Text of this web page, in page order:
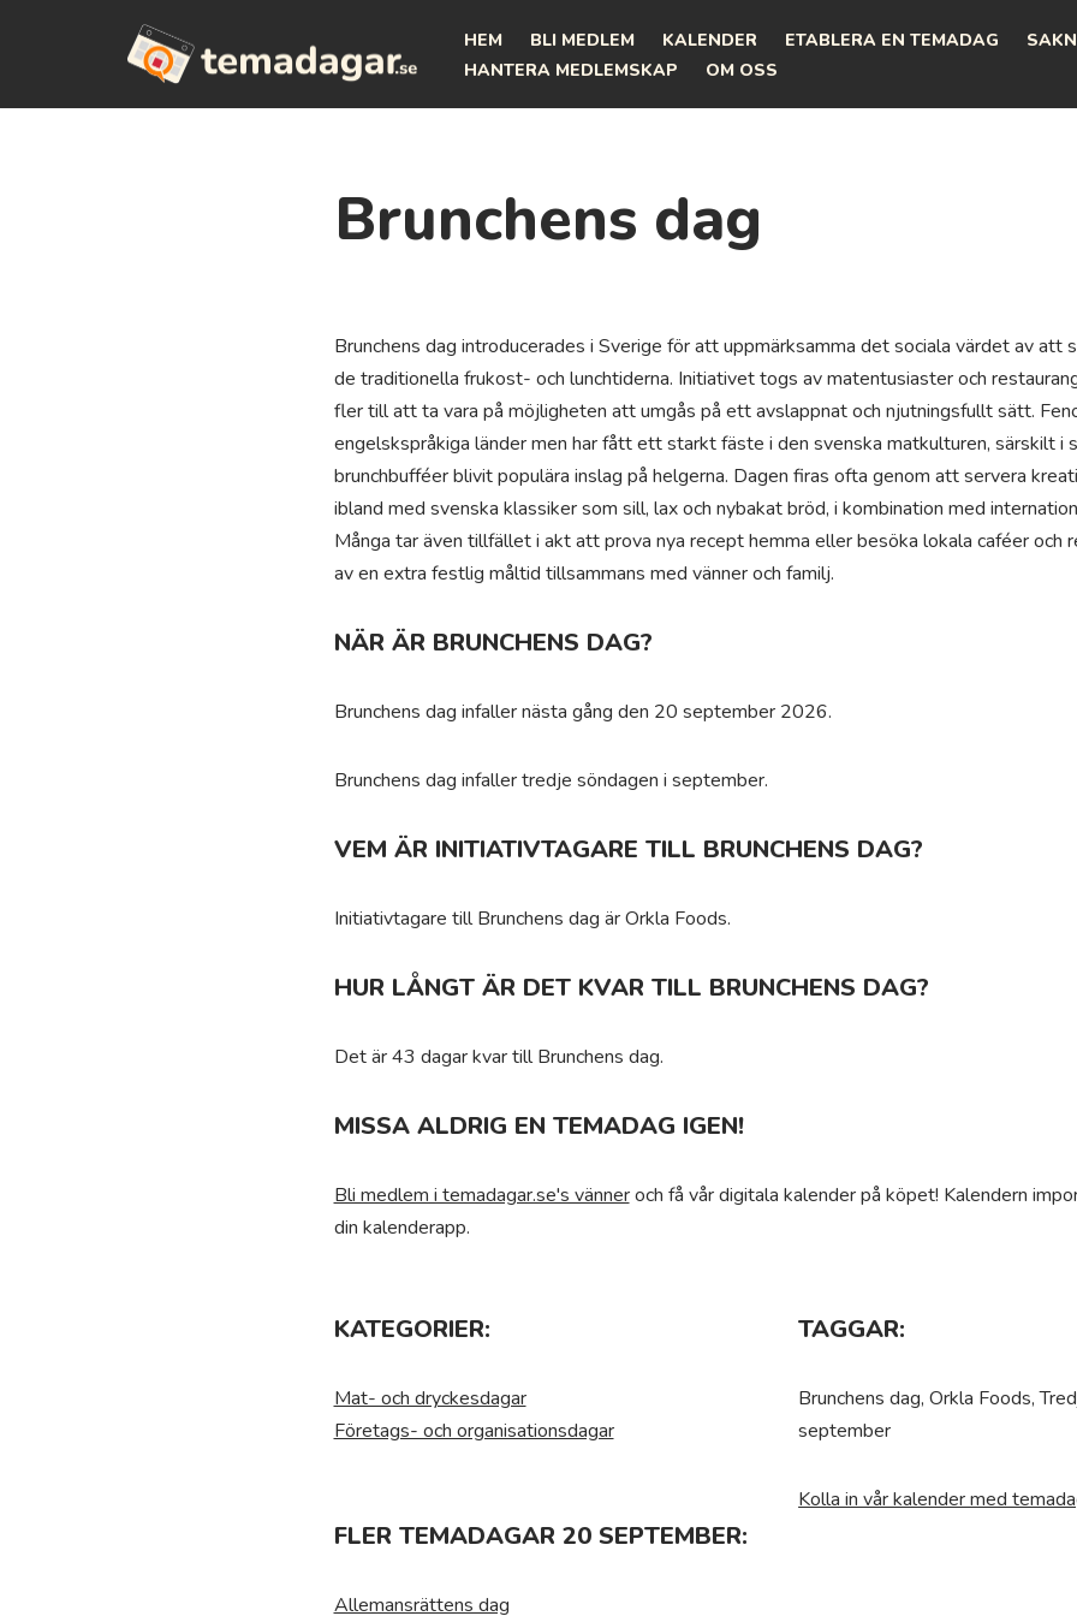
HEM BLI MEDLEM KALENDER ETABLERA EN TEMADAG
HANTERA MEDLEMSKAP
OM OSS
Brunchens dag
Brunchens dag introducerades i Sverige för att uppmärksamma det sociala värdet av att
de traditionella frukost- och lunchtiderna. Initiativet togs av matentusiaster och
fler till att ta vara på möjligheten att umgås på ett avslappnat och njutningsfullt sätt.
engelskspråkiga länder men har fått ett starkt fäste i den svenska matkulturen, särskilt i
brunchbufféer blivit populära inslag på helgerna. Dagen firas ofta genom att servera
ibland med svenska klassiker som sill, lax och nybakat bröd, i kombination med
Många tar även tillfället i akt att prova nya recept hemma eller besöka lokala caféer och
av en extra festlig måltid tillsammans med vänner och familj.
NÄR ÄR BRUNCHENS DAG?
Brunchens dag infaller nästa gång den 20 september 2026.
Brunchens dag infaller tredje söndagen i september.
VEM ÄR INITIATIVTAGARE TILL BRUNCHENS DAG?
Initiativtagare till Brunchens dag är Orkla Foods.
HUR LÅNGT ÄR DET KVAR TILL BRUNCHENS DAG?
Det är 43 dagar kvar till Brunchens dag.
MISSA ALDRIG EN TEMADAG IGEN!
Bli medlem i temadagar.se's vänneroch få vår digitala kalender på köpet! Kalendern
din kalenderapp.
KATEGORIER:
Mat- och dryckesdagar
Företags- och organisationsdagar
TAGGAR:
Brunchens dag, Orkla Foods,
september
FLER TEMADAGAR 20 SEPTEMBER:
Allemansrättens dag
Kolla in vår kalender med